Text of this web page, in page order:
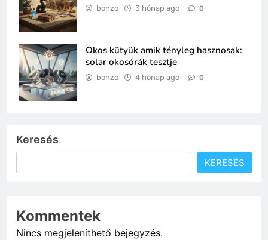
bonzo 3 hónap ago 0
Okos kütyük amik tényleg hasznosak:
solar okosórák tesztje
bonzo 4 hónap ago 0
Keresés
KERESÉS
Kommentek
Nincs megjeleníthető bejegyzés.